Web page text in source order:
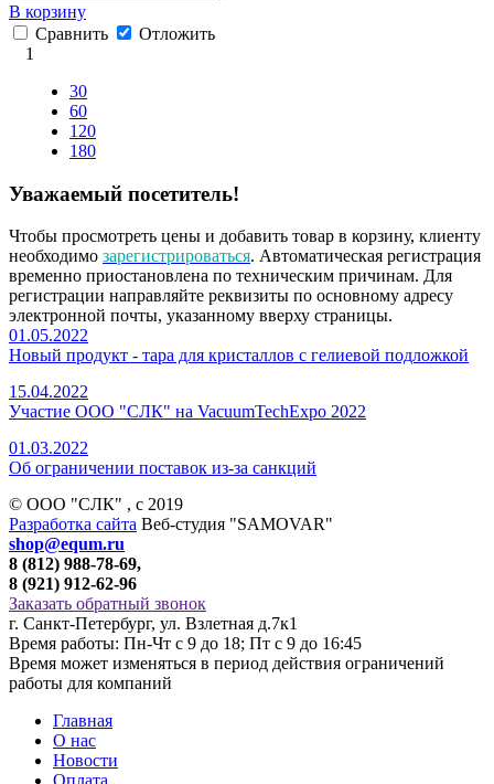
В корзину
Сравнить
Отложить
1
30
60
120
180
Уважаемый посетитель!
Чтобы просмотреть цены и добавить товар в корзину, клиенту
необходимо зарегистрироваться. Автоматическая регистрация
временно приостановлена по техническим причинам. Для
регистрации направляйте реквизиты по основному адресу
электронной почты, указанному вверху страницы.
01.05.2022
Новый продукт - тара для кристаллов с гелиевой подложкой
15.04.2022
Участие ООО "СЛК" на VacuumTechExpo 2022
01.03.2022
Об ограничении поставок из-за санкций
© ООО "СЛК" , c 2019
Разработка сайта Веб-студия "SAMOVAR"
shop@equm.ru
8 (812) 988-78-69,
8 (921) 912-62-96
Заказать обратный звонок
г. Санкт-Петербург, ул. Взлетная д.7к1
Время работы: Пн-Чт с 9 до 18; Пт с 9 до 16:45
Время может изменяться в период действия ограничений
работы для компаний
Главная
О нас
Новости